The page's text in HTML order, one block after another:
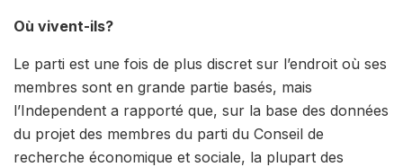
Où vivent-ils?
Le parti est une fois de plus discret sur l’endroit où ses
membres sont en grande partie basés, mais
l’Independent a rapporté que, sur la base des données
du projet des membres du parti du Conseil de
recherche économique et sociale, la plupart des